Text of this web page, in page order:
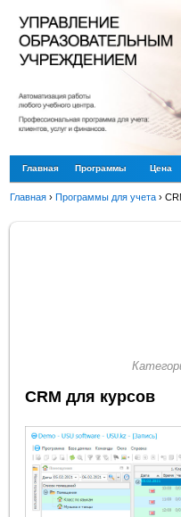
Главная Программы Цена
Главная ›Программы для учета ›
CRM для курсов